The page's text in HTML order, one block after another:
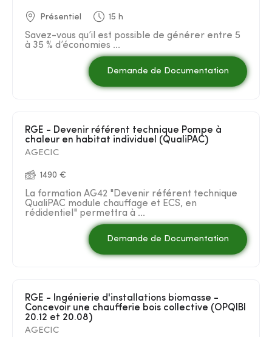
Présentiel 15 h
Savez-vous qu’il est possible de générer entre 5
à 35 % d’économies ...
Demande de Documentation
RGE - Devenir référent technique Pompe à
chaleur en habitat individuel (QualiPAC)
AGECIC
1490 €
La formation AG42 "Devenir référent technique
QualiPAC module chauffage et ECS, en
rédidentiel" permettra à ...
Demande de Documentation
RGE - Ingénierie d'installations biomasse -
Concevoir une chaufferie bois collective (OPQIBI
20.12 et 20.08)
AGECIC